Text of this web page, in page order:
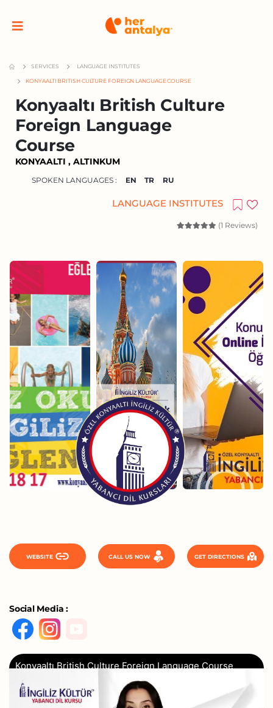
SERVICES LANGUAGE INSTITUTES
KONYAALTI BRITISH CULTURE FOREIGN LANGUAGE COURSE
Konyaaltı British Culture
Foreign Language
Course
KONYAALTI , ALTINKUM
SPOKEN LANGUAGES : EN TR RU
LANGUAGE INSTITUTES
(1 Reviews)
WEBSITE CALL US NOW GET DIRECTIONS
Social Media :
Konyaaltı British Culture Foreign Language Course